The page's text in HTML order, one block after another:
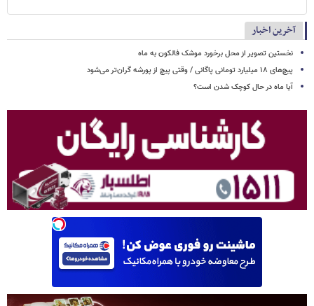
آخرین اخبار
نخستین تصویر از محل برخورد موشک فالکون به ماه
پیچ‌های ۱۸ میلیارد تومانی پاگانی / وقتی پیچ از پورشه گران‌تر می‌شود
آیا ماه در حال کوچک شدن است؟